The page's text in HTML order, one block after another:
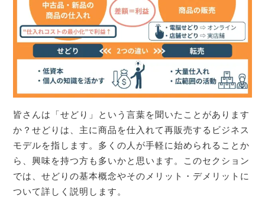
皆さんは「せどり」という言葉を聞いたことがあります
か？せどりは、主に商品を仕入れて再販売するビジネス
モデルを指します。多くの人が手軽に始められることか
ら、興味を持つ方も多いかと思います。このセクション
では、せどりの基本概念やそのメリット・デメリットに
ついて詳しく説明します。